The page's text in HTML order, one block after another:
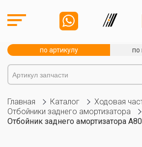
по артикулу по
Главная Каталог
Ходовая
Отбойники заднего амортизатора
Отбойник заднего амортизатора